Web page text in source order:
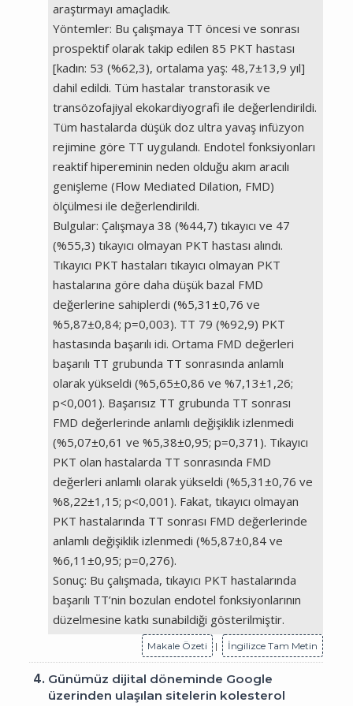
araştırmayı amaçladık.
Yöntemler: Bu çalışmaya TT öncesi ve sonrası
prospektif olarak takip edilen 85 PKT hastası
[kadın: 53 (%62,3), ortalama yaş: 48,7±13,9 yıl]
dahil edildi. Tüm hastalar transtorasik ve
transözofajiyal ekokardiyografi ile değerlendirildi.
Tüm hastalarda düşük doz ultra yavaş infüzyon
rejimine göre TT uygulandı. Endotel fonksiyonları
reaktif hipereminin neden olduğu akım aracılı
genişleme (Flow Mediated Dilation, FMD)
ölçülmesi ile değerlendirildi.
Bulgular: Çalışmaya 38 (%44,7) tıkayıcı ve 47
(%55,3) tıkayıcı olmayan PKT hastası alındı.
Tıkayıcı PKT hastaları tıkayıcı olmayan PKT
hastalarına göre daha düşük bazal FMD
değerlerine sahiplerdi (%5,31±0,76 ve
%5,87±0,84; p=0,003). TT 79 (%92,9) PKT
hastasında başarılı idi. Ortama FMD değerleri
başarılı TT grubunda TT sonrasında anlamlı
olarak yükseldi (%5,65±0,86 ve %7,13±1,26;
p<0,001). Başarısız TT grubunda TT sonrası
FMD değerlerinde anlamlı değişiklik izlenmedi
(%5,07±0,61 ve %5,38±0,95; p=0,371). Tıkayıcı
PKT olan hastalarda TT sonrasında FMD
değerleri anlamlı olarak yükseldi (%5,31±0,76 ve
%8,22±1,15; p<0,001). Fakat, tıkayıcı olmayan
PKT hastalarında TT sonrası FMD değerlerinde
anlamlı değişiklik izlenmedi (%5,87±0,84 ve
%6,11±0,95; p=0,276).
Sonuç: Bu çalışmada, tıkayıcı PKT hastalarında
başarılı TT’nin bozulan endotel fonksiyonlarının
düzelmesine katkı sunabildiği gösterilmiştir.
Makale Özeti | İngilizce Tam Metin
4. Günümüz dijital döneminde Google
üzerinden ulaşılan sitelerin kolesterol